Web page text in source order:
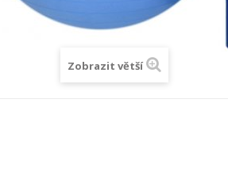
Zobrazit větší